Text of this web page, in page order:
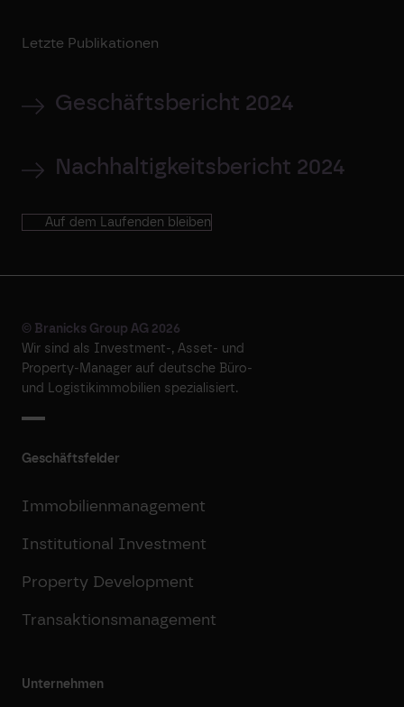
Letzte Publikationen
Geschäftsbericht 2024
Nachhaltigkeitsbericht 2024
Auf dem Laufenden bleiben
© Branicks Group AG 2026
Wir sind als ­Investment-, ­Asset- und
­Property-Manager auf deutsche ­Büro-
und Logistikimmobilien spezialisiert.
Geschäftsfelder
Immobilienmanagement
Institutional Investment
Property Development
Transaktionsmanagement
Unternehmen